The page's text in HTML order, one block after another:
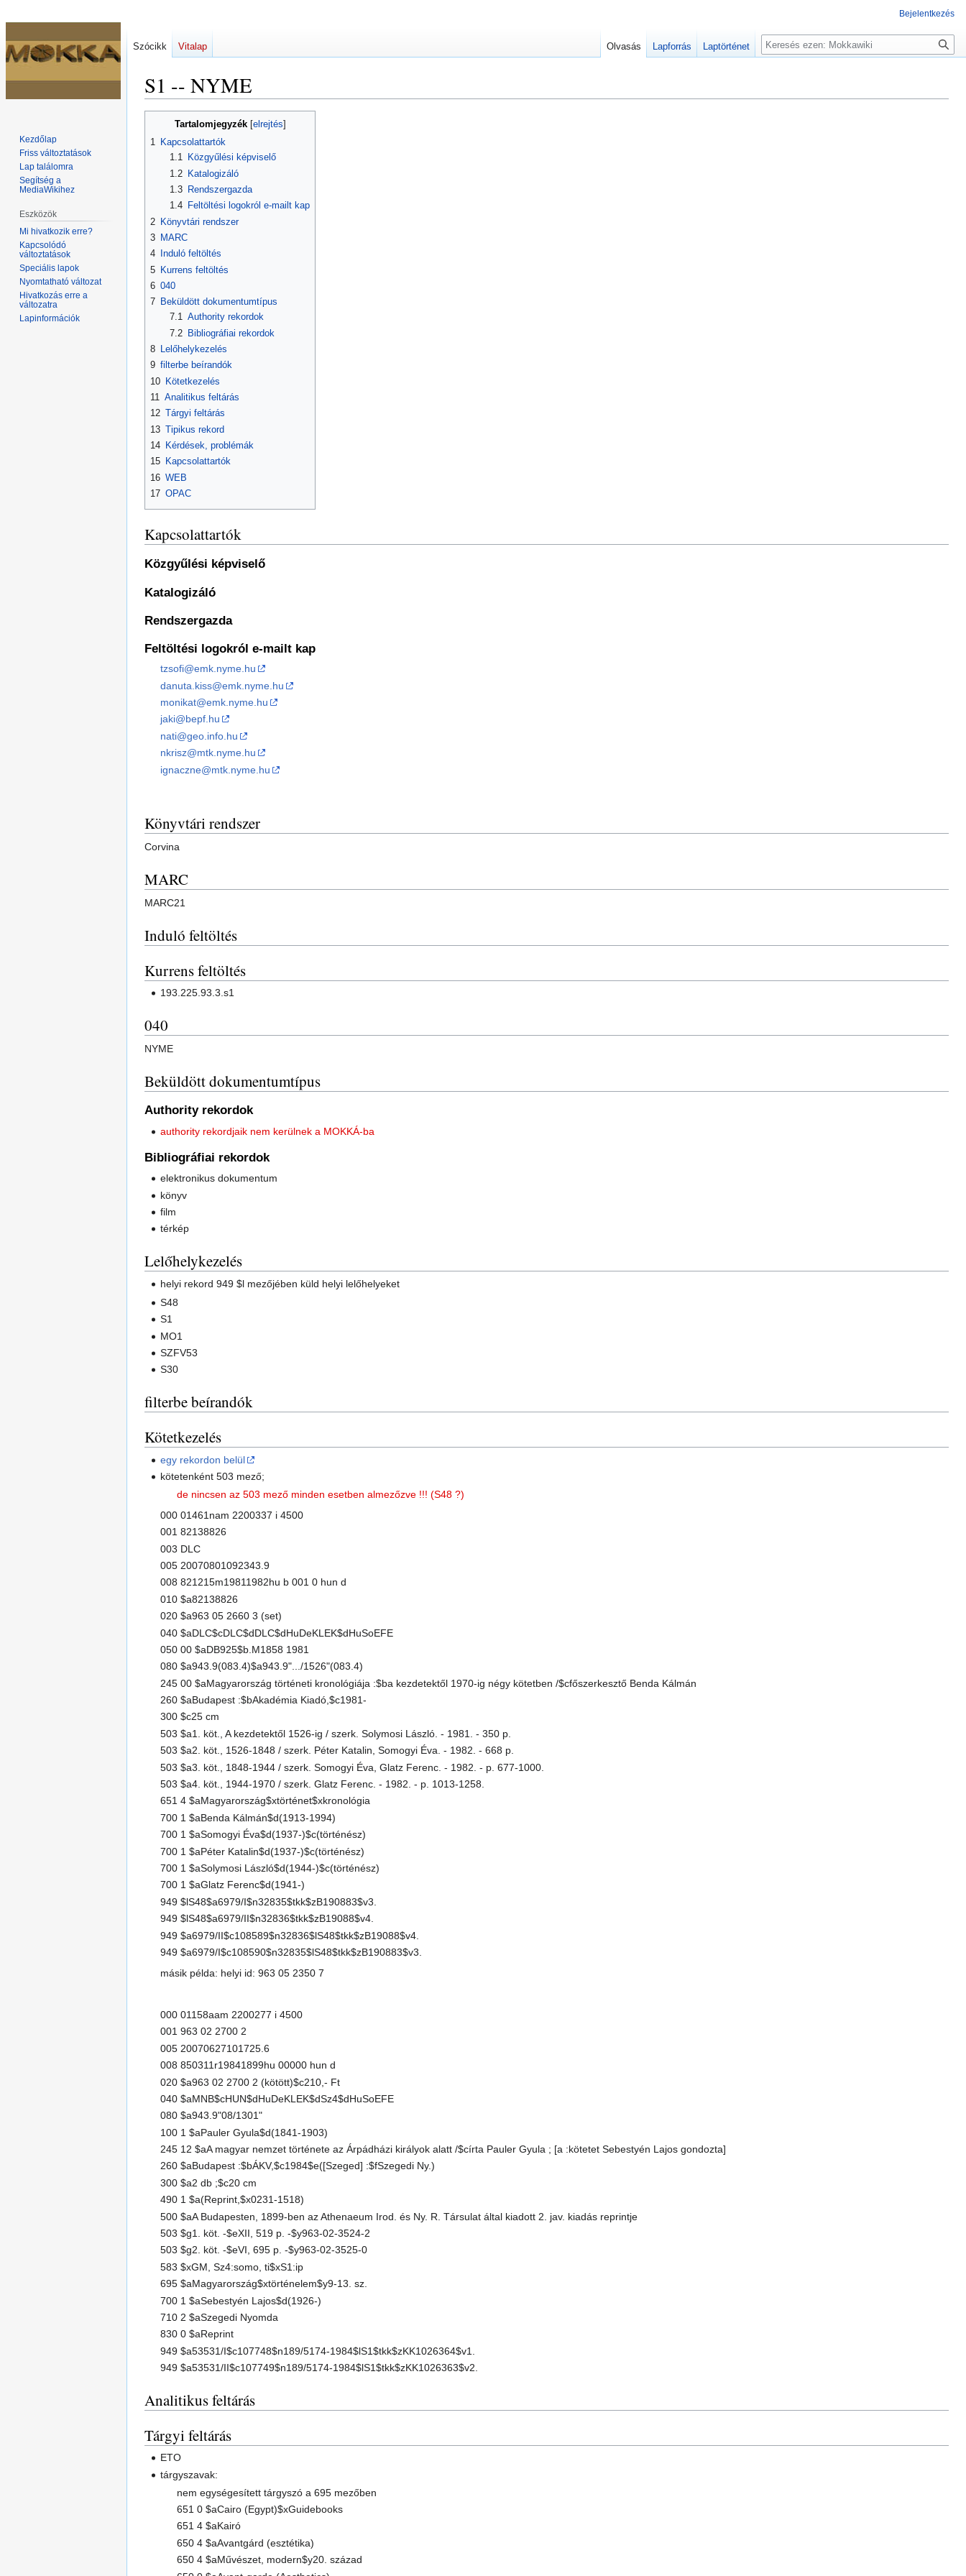
S1 -- NYME
navigációhoz
kereséshez
Tartalomjegyzék
1 Kapcsolattartók
1.1
Közgyűlési képviselő
1.2
Katalogizáló
1.3
Rendszergazda
1.4
Feltöltési logokról e-mailt kap
2 Könyvtári rendszer
3 MARC
4
Induló feltöltés
5 Kurrens feltöltés
6 040
7 Beküldött dokumentumtípus
7.1 Authority rekordok
7.2 Bibliográfiai rekordok
8 Lelőhelykezelés
9 filterbe beírandók
10 Kötetkezelés
11 Analitikus feltárás
12 Tárgyi feltárás
13 Tipikus rekord
14 Kérdések, problémák
15 Kapcsolattartók
16 WEB
17 OPAC
Kapcsolattartók
Közgyűlési képviselő
Katalogizáló
Rendszergazda
Feltöltési logokról e-mailt kap
tzsofi@emk.nyme.hu
danuta.kiss@emk.nyme.hu
monikat@emk.nyme.hu
jaki@bepf.hu
nati@geo.info.hu
nkrisz@mtk.nyme.hu
ignaczne@mtk.nyme.hu
Könyvtári rendszer
Corvina
MARC
MARC21
Induló feltöltés
Kurrens feltöltés
193.225.93.3.s1
040
NYME
Beküldött dokumentumtípus
Authority rekordok
authority rekordjaik nem kerülnek a MOKKÁ-ba
Bibliográfiai rekordok
elektronikus dokumentum
könyv
film
térkép
Lelőhelykezelés
helyi rekord 949 $l mezőjében küld helyi lelőhelyeket
S48
S1
MO1
SZFV53
S30
filterbe beírandók
Kötetkezelés
egy rekordon belül
kötetenként 503 mező;
de nincsen az 503 mező minden esetben almezőzve !!! (S48 ?)
000 01461nam 2200337 i 4500
001 82138826
003 DLC
005 20070801092343.9
008 821215m19811982hu b 001 0 hun d
010 $a82138826
020 $a963 05 2660 3 (set)
040 $aDLC$cDLC$dDLC$dHuDeKLEK$dHuSoEFE
050 00 $aDB925$b.M1858 1981
080 $a943.9(083.4)$a943.9".../1526"(083.4)
245 00 $aMagyarország történeti kronológiája :$ba kezdetektől 1970-ig négy kötetben /$cfőszerkesztő Benda Kálmán
260 $aBudapest :$bAkadémia Kiadó,$c1981-
300 $c25 cm
503 $a1. köt., A kezdetektől 1526-ig / szerk. Solymosi László. - 1981. - 350 p.
503 $a2. köt., 1526-1848 / szerk. Péter Katalin, Somogyi Éva. - 1982. - 668 p.
503 $a3. köt., 1848-1944 / szerk. Somogyi Éva, Glatz Ferenc. - 1982. - p. 677-1000.
503 $a4. köt., 1944-1970 / szerk. Glatz Ferenc. - 1982. - p. 1013-1258.
651 4 $aMagyarország$xtörténet$xkronológia
700 1 $aBenda Kálmán$d(1913-1994)
700 1 $aSomogyi Éva$d(1937-)$c(történész)
700 1 $aPéter Katalin$d(1937-)$c(történész)
700 1 $aSolymosi László$d(1944-)$c(történész)
700 1 $aGlatz Ferenc$d(1941-)
949 $lS48$a6979/I$n32835$tkk$zB190883$v3.
949 $lS48$a6979/II$n32836$tkk$zB19088$v4.
949 $a6979/II$c108589$n32836$lS48$tkk$zB19088$v4.
949 $a6979/I$c108590$n32835$lS48$tkk$zB190883$v3.
másik példa: helyi id: 963 05 2350 7
000 01158aam 2200277 i 4500
001 963 02 2700 2
005 20070627101725.6
008 850311r19841899hu 00000 hun d
020 $a963 02 2700 2 (kötött)$c210,- Ft
040 $aMNB$cHUN$dHuDeKLEK$dSz4$dHuSoEFE
080 $a943.9"08/1301"
100 1 $aPauler Gyula$d(1841-1903)
245 12 $aA magyar nemzet története az Árpádházi királyok alatt /$círta Pauler Gyula ; [a :kötetet Sebestyén Lajos gondozta]
260 $aBudapest :$bÁKV,$c1984$e([Szeged] :$fSzegedi Ny.)
300 $a2 db ;$c20 cm
490 1 $a(Reprint,$x0231-1518)
500 $aA Budapesten, 1899-ben az Athenaeum Irod. és Ny. R. Társulat által kiadott 2. jav. kiadás reprintje
503 $g1. köt. -$eXII, 519 p. -$y963-02-3524-2
503 $g2. köt. -$eVI, 695 p. -$y963-02-3525-0
583 $xGM, Sz4:somo, ti$xS1:ip
695 $aMagyarország$xtörténelem$y9-13. sz.
700 1 $aSebestyén Lajos$d(1926-)
710 2 $aSzegedi Nyomda
830 0 $aReprint
949 $a53531/I$c107748$n189/5174-1984$lS1$tkk$zKK1026364$v1.
949 $a53531/II$c107749$n189/5174-1984$lS1$tkk$zKK1026363$v2.
Analitikus feltárás
Tárgyi feltárás
ETO
tárgyszavak:
nem egységesített tárgyszó a 695 mezőben
651 0 $aCairo (Egypt)$xGuidebooks
651 4 $aKairó
650 4 $aAvantgárd (esztétika)
650 4 $aMűvészet, modern$y20. század
Bejelentkezés
Szócikk Vitalap Olvasás Lapforrás Laptörténet Keresés
Kezdőlap
Friss változtatások
Lap találomra
Segítség a
MediaWikihez
Eszközök
Mi hivatkozik erre?
Kapcsolódó
változtatások
Speciális lapok
Nyomtatható változat
Hivatkozás erre a
változatra
Lapinformációk